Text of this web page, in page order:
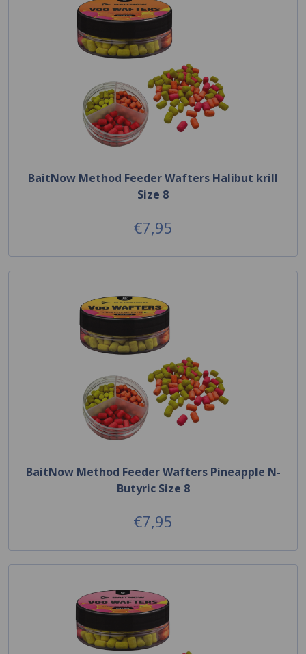
BaitNow Method Feeder Wafters Halibut krill
Size 8
€7,95
BaitNow Method Feeder Wafters Pineapple N-
Butyric Size 8
€7,95